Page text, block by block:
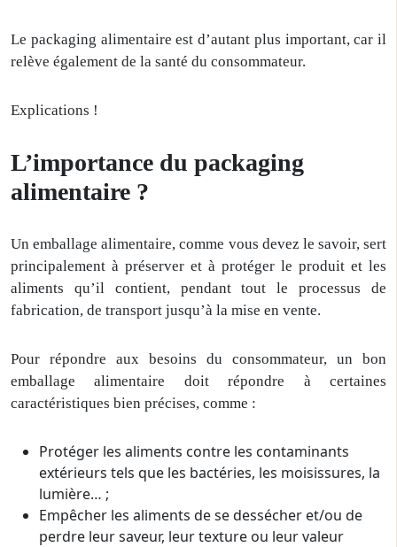
Le packaging alimentaire est d’autant plus important, car il
relève également de la santé du consommateur.
Explications !
L’importance du packaging
alimentaire ?
Un emballage alimentaire, comme vous devez le savoir, sert
principalement à préserver et à protéger le produit et les
aliments qu’il contient, pendant tout le processus de
fabrication, de transport jusqu’à la mise en vente.
Pour répondre aux besoins du consommateur, un bon
emballage alimentaire doit répondre à certaines
caractéristiques bien précises, comme :
Protéger les aliments contre les contaminants
extérieurs tels que les bactéries, les moisissures, la
lumière… ;
Empêcher les aliments de se dessécher et/ou de
perdre leur saveur, leur texture ou leur valeur